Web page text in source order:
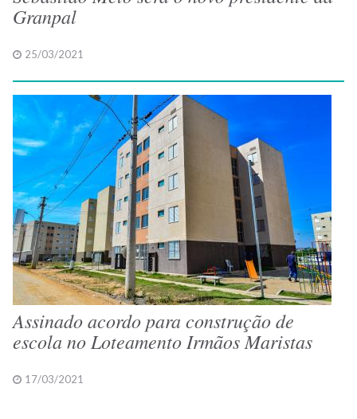
Granpal
25/03/2021
Assinado acordo para construção de
escola no Loteamento Irmãos Maristas
17/03/2021